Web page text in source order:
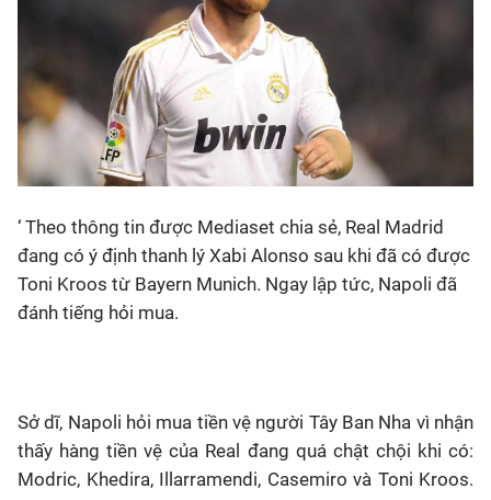
‘ Theo thông tin được Mediaset chia sẻ, Real Madrid
đang có ý định thanh lý Xabi Alonso sau khi đã có được
Toni Kroos từ Bayern Munich. Ngay lập tức, Napoli đã
đánh tiếng hỏi mua.
Sở dĩ, Napoli hỏi mua tiền vệ người Tây Ban Nha vì nhận
thấy hàng tiền vệ của Real đang quá chật chội khi có:
Modric, Khedira, Illarramendi, Casemiro và Toni Kroos.